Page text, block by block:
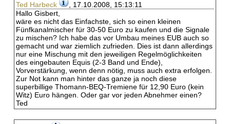
Ted Harbeck
, 17.10.2008, 15:13:11
Hallo Gisbert,
wäre es nicht das Einfachste, sich so einen kleinen
Fünfkanalmischer für 30-50 Euro zu kaufen und die Signale
zu mischen? Ich habe das vor Umbau meines EUB auch so
gemacht und war ziemlich zufrieden. Dies ist dann allerdings
nur eine Mischung mit den jeweiligen Regelmöglichkeiten
des eingebauten Equis (2-3 Band und Ende),
Vorverstärkung, wenn denn nötig, muss auch extra erfolgen.
Zur Not kann man hinter das ganze ja noch diese
superbillige Thomann-BEQ-Tremiene für 12,90 Euro (kein
Witz) Euro hängen. Oder gar vor jeden Abnehmer einen?
Ted